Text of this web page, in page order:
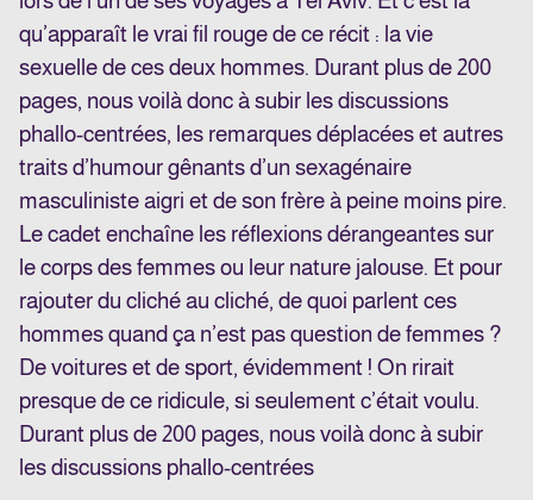
qu’apparaît le vrai fil rouge de ce récit : la vie
sexuelle de ces deux hommes. Durant plus de 200
pages, nous voilà donc à subir les discussions
phallo-centrées, les remarques déplacées et autres
traits d’humour gênants d’un sexagénaire
masculiniste aigri et de son frère à peine moins pire.
Le cadet enchaîne les réflexions dérangeantes sur
le corps des femmes ou leur nature jalouse. Et pour
rajouter du cliché au cliché, de quoi parlent ces
hommes quand ça n’est pas question de femmes ?
De voitures et de sport, évidemment ! On rirait
presque de ce ridicule, si seulement c’était voulu.
Durant plus de 200 pages, nous voilà donc à subir
les discussions phallo-centrées